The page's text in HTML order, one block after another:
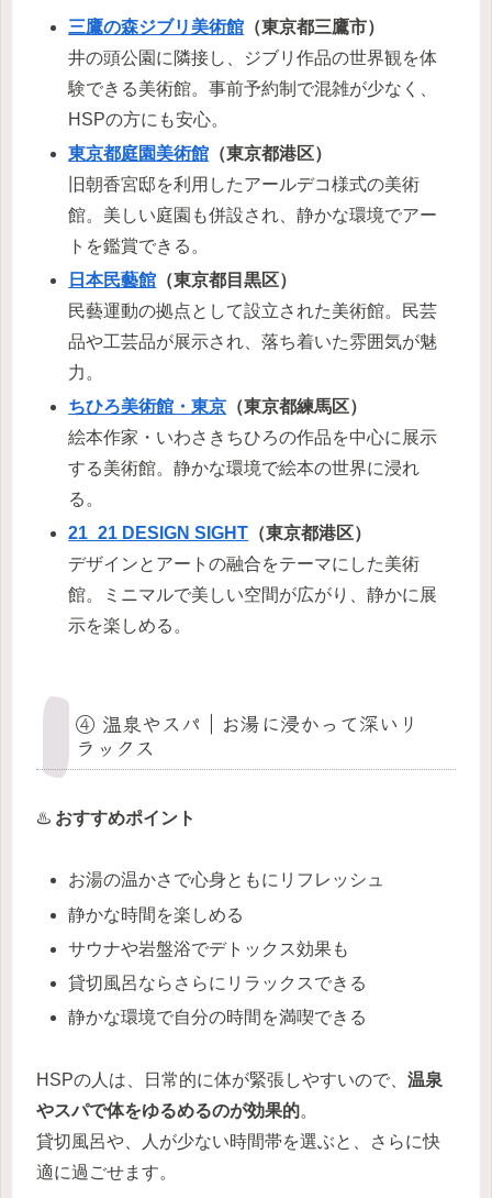
三鷹の森ジブリ美術館 （東京都三鷹市）
井の頭公園に隣接し、ジブリ作品の世界観を体
験できる美術館。事前予約制で混雑が少なく、
HSPの方にも安心。
東京都庭園美術館 （東京都港区）
旧朝香宮邸を利用したアールデコ様式の美術
館。美しい庭園も併設され、静かな環境でアー
トを鑑賞できる。
日本民藝館 （東京都目黒区）
民藝運動の拠点として設立された美術館。民芸
品や工芸品が展示され、落ち着いた雰囲気が魅
力。
ちひろ美術館・東京 （東京都練馬区）
絵本作家・いわさきちひろの作品を中心に展示
する美術館。静かな環境で絵本の世界に浸れ
る。
21_21 DESIGN SIGHT （東京都港区）
デザインとアートの融合をテーマにした美術
館。ミニマルで美しい空間が広がり、静かに展
示を楽しめる。
④ 温泉やスパ｜お湯に浸かって深いリ
ラックス
♨️ おすすめポイント
お湯の温かさで心身ともにリフレッシュ
静かな時間を楽しめる
サウナや岩盤浴でデトックス効果も
貸切風呂ならさらにリラックスできる
静かな環境で自分の時間を満喫できる
HSPの人は、日常的に体が緊張しやすいので、 温泉
やスパで体をゆるめるのが効果的。
貸切風呂や、人が少ない時間帯を選ぶと、さらに快
適に過ごせます。